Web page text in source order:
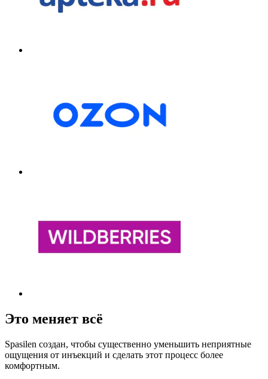
Это меняет всё
Spasilen создан, чтобы существенно уменьшить неприятные
ощущения от инъекций и сделать этот процесс более
комфортным.